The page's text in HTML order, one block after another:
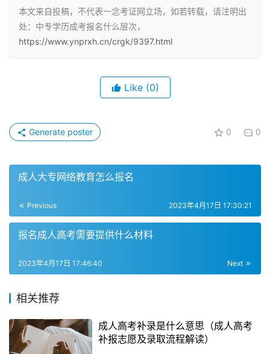
专科、高中起点本科两种报考层次。
高中起点专科
考专科层次。中专毕业生可以以高中同等学力报读成考高起
次。如果考生被录取，可以选择脱产学习。高起专学制为2-
高中起点本科
高起本是指考生具备高中学历（包括中专、技校、职高）报
考本科层次。中专毕业生也可以以高中同等学力报读成考高
九月份，考试时间为十月份，报考人员需要在正式报名之前
起本学制一般为4-5年，也要求相应的前置学历。
专升本
本文来自投稿，不代表一念考证网立场，如若转载，请注明出
处：中专学历成考报名什么层次，
https://www.ynprxh.cn/crgk/9397.html
Like (0)
0 0
Generate poster
成人大专网络教育怎么报名
Previous 2023年4月17日 17:30:21
报名成人高考需要提供什么材料
Next
2023年4月17日 17:46:40
相关推荐
成人高考补录是什么意思（成人高考
补报志愿及录取流程解读）